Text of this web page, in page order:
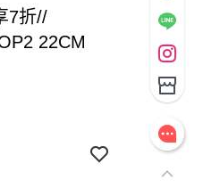
7折//
22CM